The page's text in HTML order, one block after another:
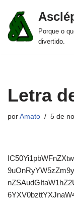
Pular
para
Porque o
divertido.
Letra
por Amato 5 de